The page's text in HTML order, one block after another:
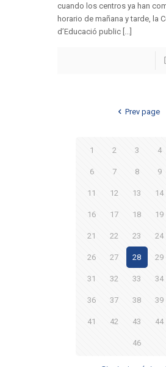
cuando los centros ya han
horario de mañana y tarde, la
d’Educació public [...]
Prev page
1 2 3 4
6 7 8 9
11 12 13 14
16 17 18 19
21 22 23 24
26 27 28 29
31 32 33 34
36 37 38 39
41 42 43 44
46